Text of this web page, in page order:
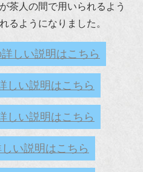
茶人の間で用いられるよう
るようになりました。
しい説明はこちら
しい説明はこちら
しい説明はこちら
い説明はこちら